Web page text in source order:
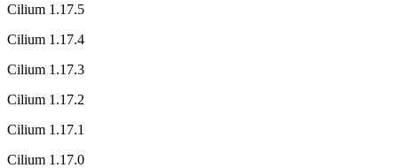
Cilium 1.17.5
Cilium 1.17.4
Cilium 1.17.3
Cilium 1.17.2
Cilium 1.17.1
Cilium 1.17.0